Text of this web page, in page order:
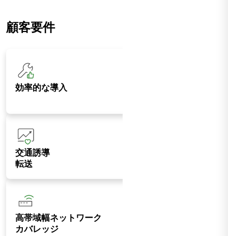
顧客要件
効率的な導入
交通誘導
転送
高帯域幅ネットワーク
カバレッジ